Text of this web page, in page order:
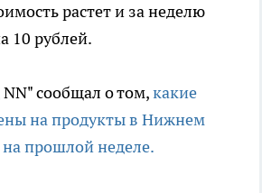
растет и за неделю
10 рублей.
сообщал о том,какие
на продукты в Нижнем
прошлой неделе.